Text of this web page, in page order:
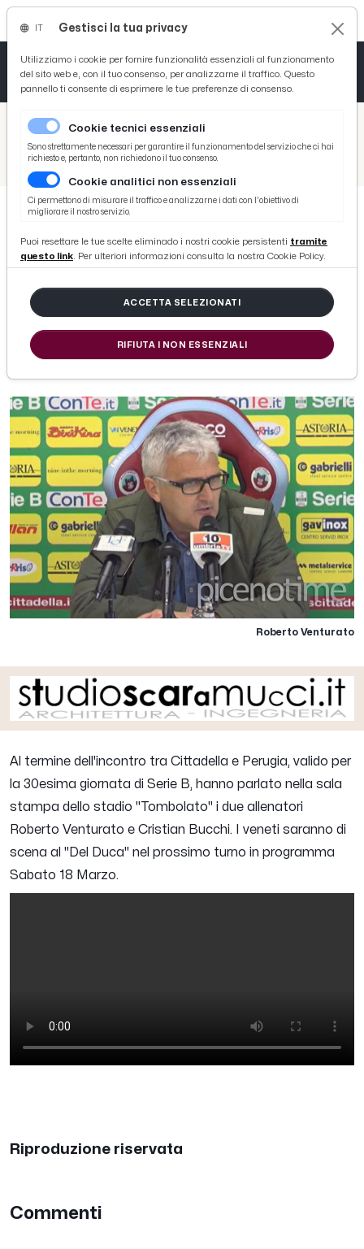
/ Picenotime
/ Serie B
/ Cittadella-Perugia 1-1, le voci di Venturato e Bucchi post gara
Cittadella-Perugia 1-1, le voci di
Venturato e Bucchi post gara
domenica 12 marzo 2017
Roberto Venturato
Al termine dell'incontro tra Cittadella e Perugia, valido per
la 30esima giornata di Serie B, hanno parlato nella sala
stampa dello stadio "Tombolato" i due allenatori
Roberto Venturato e Cristian Bucchi. I veneti saranno di
scena al "Del Duca" nel prossimo turno in programma
Sabato 18 Marzo.
Riproduzione riservata
Commenti
Gestisci la tua privacy
Utilizziamo i cookie per fornire funzionalità essenziali al funzionamento
del sito web e, con il tuo consenso, per analizzarne il traffico. Questo
pannello ti consente di esprimere le tue preferenze di consenso.
Cookie tecnici essenziali
Sono strettamente necessari per garantire il funzionamento del servizio che ci hai
richiesto e, pertanto, non richiedono il tuo consenso.
Cookie analitici non essenziali
Ci permettono di misurare il traffico e analizzarne i dati con l'obiettivo di
migliorare il nostro servizio.
Puoi resettare le tue scelte eliminado i nostri cookie persistenti tramite
questo link. Per ulteriori informazioni consulta la nostra Cookie Policy.
ACCETTA SELEZIONATI
RIFIUTA I NON ESSENZIALI
Tutto News
Tutto Sport
Basket
Ciclismo
Tutto Curiosità